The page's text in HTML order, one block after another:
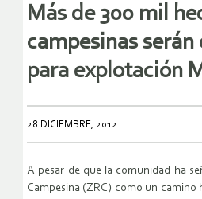
Más de 300 mil
campesinas
para explotación
28 DICIEMBRE, 2012
A pesar de que la comunidad ha
Campesina (ZRC) como un camino